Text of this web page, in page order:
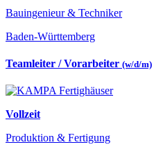
Bauingenieur & Techniker
Baden-Württemberg
Teamleiter / Vorarbeiter (w/d/m)
Vollzeit
Produktion & Fertigung